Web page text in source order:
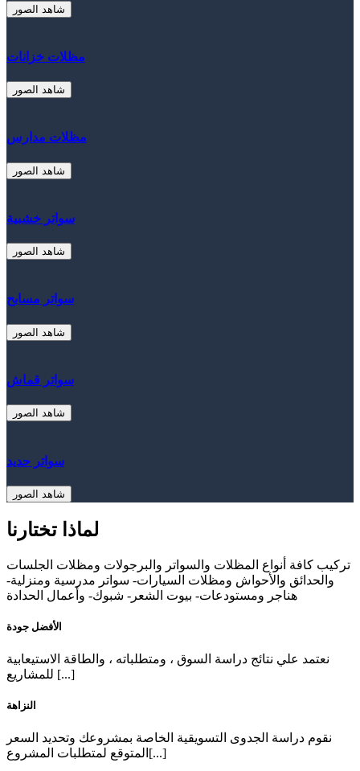
شاهد الصور
مظلات خزانات
شاهد الصور
مظلات مدارس
شاهد الصور
سواتر خشبية
شاهد الصور
سواتر مسابح
شاهد الصور
سواتر قماش
شاهد الصور
سواتر حديد
شاهد الصور
لماذا تختارنا
تركيب كافة أنواع المظلات والسواتر والبرجولات ومظلات الجلسات
والحدائق والأحواش ومظلات السيارات- سواتر مدرسية ومنزلية-
هناجر ومستودعات- بيوت الشعر- شبوك- وأعمال الحدادة
الأفضل جودة
نعتمد علي نتائج دراسة السوق ، ومتطلباته ، والطاقة الاستيعابية
للمشاريع [...]
النزاهة
نقوم دراسة الجدوى التسويقية الخاصة بمشروعك وتحديد السعر
المتوقع لمتطلبات المشروع[...]